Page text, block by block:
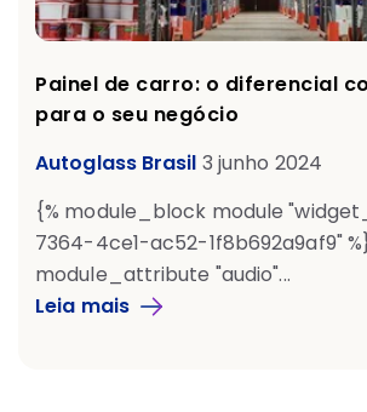
Painel de carro: o diferencial
para o seu negócio
Autoglass Brasil 3 junho 2024
{% module_block module
7364-4ce1-ac52-1f8b692a9af9"
module_attribute "audio"...
Leia mais